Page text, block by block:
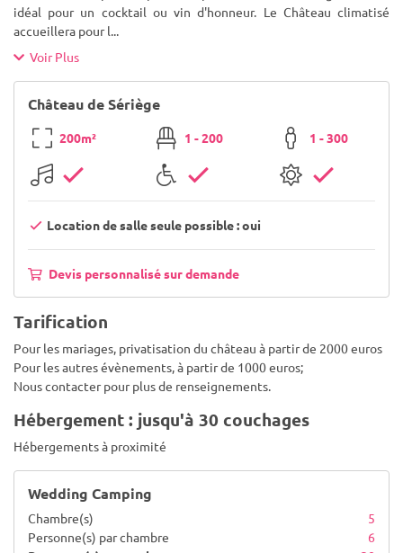
idéal pour un cocktail ou vin d'honneur. Le Château climatisé
accueillera pour l...
Voir Plus
Château de Sériège
200m² 1 - 200 1 - 300
Location de salle seule possible : oui
Devis personnalisé sur demande
Tarification
Pour les mariages, privatisation du château à partir de 2000 euros
Pour les autres évènements, à partir de 1000 euros;
Nous contacter pour plus de renseignements.
Hébergement : jusqu'à 30 couchages
Hébergements à proximité
Wedding Camping
Chambre(s)
5
Personne(s) par chambre
6